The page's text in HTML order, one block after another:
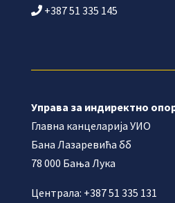
+387 51 335 145
Управа за индиректно
Главна канцеларија УИО
Бана Лазаревића бб
78 000 Бања Лука
Централа: +387 51 335 131